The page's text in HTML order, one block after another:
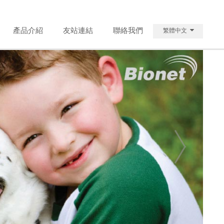
繁體中文
產品介紹 友站連結 聯絡我們